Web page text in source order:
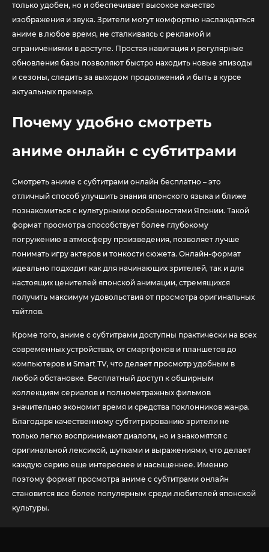
только удобен, но и обеспечивает высокое качество
изображения и звука. Зрители могут комфортно наслаждаться
аниме в любое время, не сталкиваясь с рекламой и
ограничениями в доступе. Простая навигация и регулярные
обновления базы позволяют быстро находить новые эпизоды
и сезоны, следить за выходом продолжений и быть в курсе
актуальных премьер.
Почему удобно смотреть
аниме онлайн с субтитрами
Смотреть аниме с субтитрами онлайн бесплатно – это
отличный способ улучшить знания японского языка и ближе
познакомиться с культурными особенностями Японии. Такой
формат просмотра способствует более глубокому
погружению в атмосферу произведения, позволяет лучше
понимать игру актеров и тонкости сюжета. Онлайн-формат
идеально подходит как для начинающих зрителей, так и для
настоящих ценителей японской анимации, стремящихся
получить максимум удовольствия от просмотра оригинальных
тайтлов.
Кроме того, аниме с субтитрами доступны практически на всех
современных устройствах, от смартфонов и планшетов до
компьютеров и Smart TV, что делает просмотр удобным в
любой обстановке. Бесплатный доступ к обширным
коллекциям сериалов и полнометражных фильмов
значительно экономит время и средства поклонников жанра.
Благодаря качественному субтитрированию зрители не
только легко воспринимают диалоги, но и знакомятся с
оригинальной лексикой, шутками и выражениями, что делает
каждую серию еще интереснее и насыщеннее. Именно
поэтому формат просмотра аниме с субтитрами онлайн
становится все более популярным среди любителей японской
культуры.